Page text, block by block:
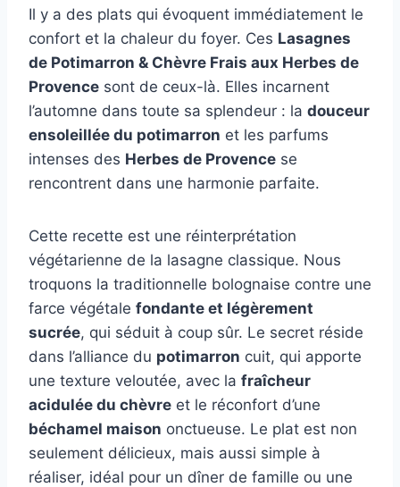
Il y a des plats qui évoquent immédiatement le
confort et la chaleur du foyer. Ces Lasagnes
de Potimarron & Chèvre Frais aux Herbes de
Provence sont de ceux-là. Elles incarnent
l’automne dans toute sa splendeur : la douceur
ensoleillée du potimarron et les parfums
intenses des Herbes de Provence se
rencontrent dans une harmonie parfaite.
Cette recette est une réinterprétation
végétarienne de la lasagne classique. Nous
troquons la traditionnelle bolognaise contre une
farce végétale fondante et légèrement
sucrée, qui séduit à coup sûr. Le secret réside
dans l’alliance du potimarron cuit, qui apporte
une texture veloutée, avec la fraîcheur
acidulée du chèvre et le réconfort d’une
béchamel maison onctueuse. Le plat est non
seulement délicieux, mais aussi simple à
réaliser, idéal pour un dîner de famille ou une